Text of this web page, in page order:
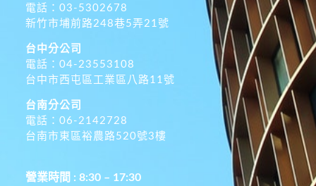
電話：03-5302678
新竹市埔前路248巷5弄21號
台中分公司
電話：04-23553108
台中市西屯區工業區八路11號
台南分公司
電話：06-2142728
台南市東區裕農路520號3樓
營業時間 : 8:30 – 17:30